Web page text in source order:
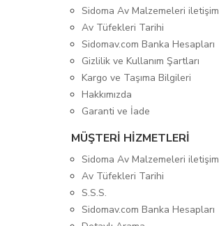
Sidoma Av Malzemeleri iletişim
Av Tüfekleri Tarihi
Sidomav.com Banka Hesapları
Gizlilik ve Kullanım Şartları
Kargo ve Taşıma Bilgileri
Hakkımızda
Garanti ve İade
MÜŞTERİ HİZMETLERİ
Sidoma Av Malzemeleri iletişim
Av Tüfekleri Tarihi
S.S.S.
Sidomav.com Banka Hesapları